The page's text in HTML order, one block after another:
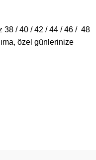
38 / 40 / 42 / 44 / 46 / 48
özel günlerinize